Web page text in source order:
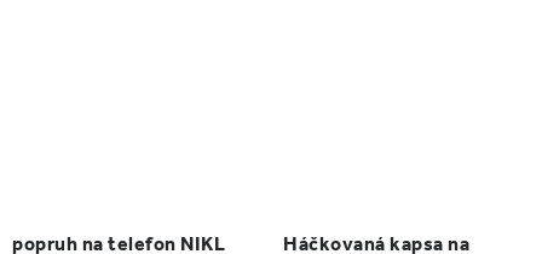
popruh na telefon NIKL
Háčkovaná kapsa na